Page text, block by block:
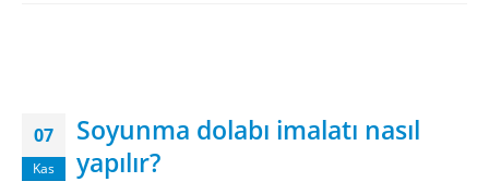
07
Kas
Soyunma dolabı imalatı nasıl
yapılır?